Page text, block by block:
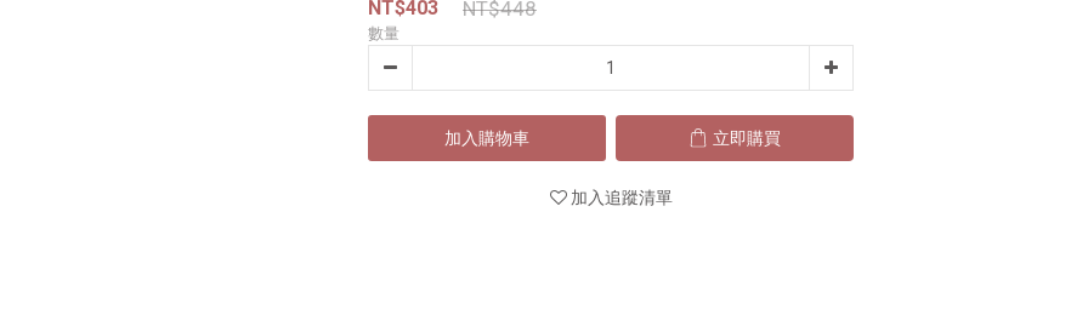
NT$403 NT$448
數量
加入購物車 立即購買
加入追蹤清單